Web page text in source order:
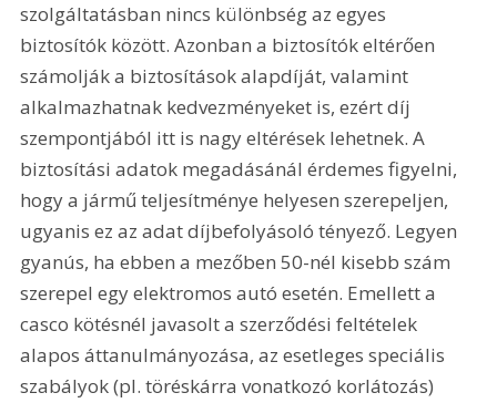
szolgáltatásban nincs különbség az egyes
biztosítók között. Azonban a biztosítók eltérően
számolják a biztosítások alapdíját, valamint
alkalmazhatnak kedvezményeket is, ezért díj
szempontjából itt is nagy eltérések lehetnek. A
biztosítási adatok megadásánál érdemes figyelni,
hogy a jármű teljesítménye helyesen szerepeljen,
ugyanis ez az adat díjbefolyásoló tényező. Legyen
gyanús, ha ebben a mezőben 50-nél kisebb szám
szerepel egy elektromos autó esetén. Emellett a
casco kötésnél javasolt a szerződési feltételek
alapos áttanulmányozása, az esetleges speciális
szabályok (pl. töréskárra vonatkozó korlátozás)